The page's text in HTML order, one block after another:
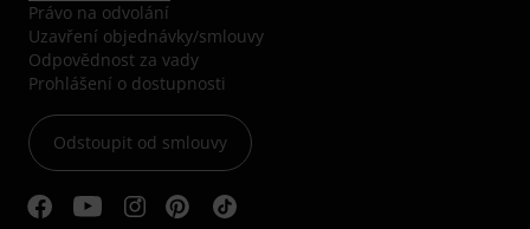
Právo na odvolání
Uzavření objednávky/smlouvy
Odpovědnost za vady
Prohlášení o dostupnosti
Odstoupit od smlouvy